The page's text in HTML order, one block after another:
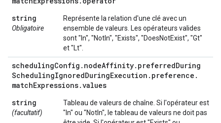
string
Obligatoire
Représente la relation d'une clé avec un
ensemble de valeurs. Les opérateurs valides
sont "In", "NotIn", "Exists", "DoesNotExist", "Gt"
et "Lt".
schedulingConfig . nodeAffinity. preferredDuring
SchedulingIgnoredDuringExecution . preference .
matchExpressions.values
string
(facultatif)
Tableau de valeurs de chaîne. Si l'opérateur est
"In" ou "NotIn", le tableau de valeurs ne doit pas